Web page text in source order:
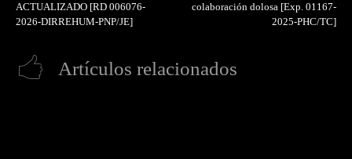
ACTUALIZADO [RD 006076-
2026-DIRREHUM-PNP/JE]
colaboración dolosa [Exp. 01167-
2025-PHC/TC]
Artículos relacionados